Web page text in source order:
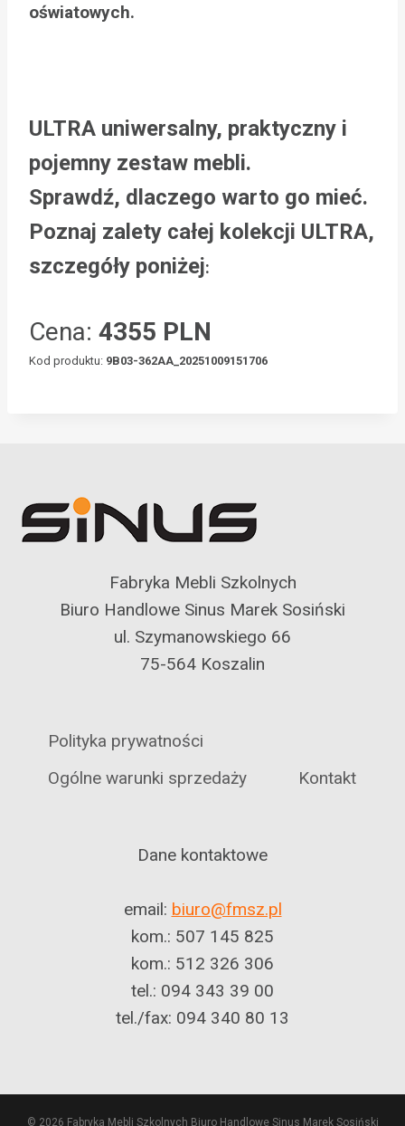
oświatowych.
ULTRA uniwersalny, praktyczny i
pojemny zestaw mebli.
Sprawdź, dlaczego warto go mieć.
Poznaj zalety całej kolekcji ULTRA,
szczegóły poniżej:
Cena: 4355 PLN
Kod produktu: 9B03-362AA_20251009151706
Fabryka Mebli Szkolnych
Biuro Handlowe Sinus Marek Sosiński
ul. Szymanowskiego 66
75-564 Koszalin
Polityka prywatności
Ogólne warunki sprzedaży
Kontakt
Dane kontaktowe
email: biuro@fmsz.pl
kom.: 507 145 825
kom.: 512 326 306
tel.: 094 343 39 00
tel./fax: 094 340 80 13
© 2026 Fabryka Mebli Szkolnych Biuro Handlowe Sinus Marek Sosiński